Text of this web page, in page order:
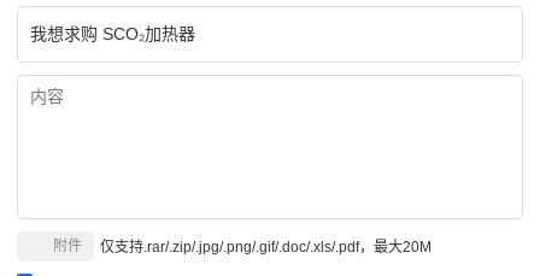
仅支持.rar/.zip/.jpg/.png/.gif/.doc/.xls/.pdf，最大20M
附件